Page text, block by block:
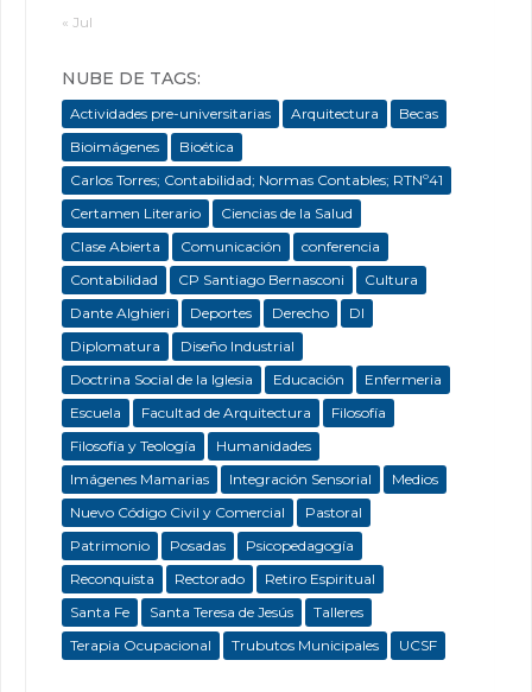
« Jul
NUBE DE TAGS:
Actividades pre-universitarias Arquitectura
Becas
Bioimágenes
Bioética
Carlos Torres; Contabilidad; Normas Contables; RTNº41
Certamen Literario
Ciencias de la Salud
Clase Abierta
Comunicación
conferencia
Contabilidad
CP Santiago Bernasconi
Cultura
Dante Alghieri
Deportes Derecho
DI
Diplomatura
Diseño Industrial
Doctrina Social de la Iglesia
Educación
Enfermeria
Escuela
Facultad de Arquitectura
Filosofía
Filosofía y Teología
Humanidades
Imágenes Mamarias
Integración Sensorial
Medios
Nuevo Código Civil y Comercial
Pastoral
Patrimonio
Posadas
Psicopedagogía
Reconquista
Rectorado
Retiro Espiritual
Santa Fe
Santa Teresa de Jesús
Talleres
Terapia Ocupacional
Trubutos Municipales UCSF